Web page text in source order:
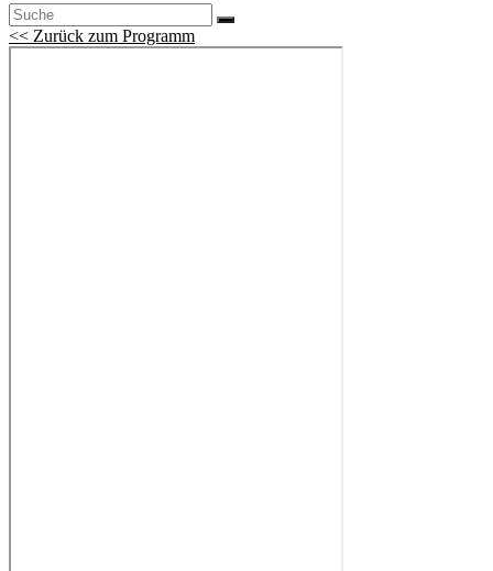
<< Zurück zum Programm